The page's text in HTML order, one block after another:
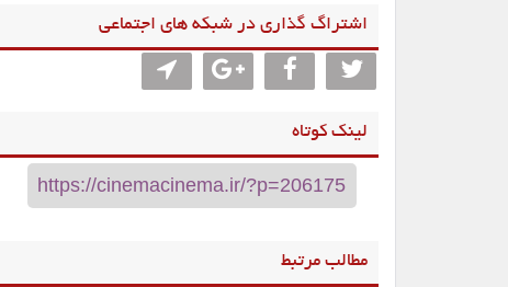
اشتراگ گذاری در شبکه های اجتماعی
لینک کوتاه
مطالب مرتبط